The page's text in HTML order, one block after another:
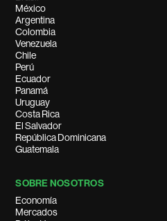
México
Argentina
Colombia
Venezuela
Chile
Perú
Ecuador
Panamá
Uruguay
Costa Rica
El Salvador
República Dominicana
Guatemala
SOBRE NOSOTROS
Economía
Mercados